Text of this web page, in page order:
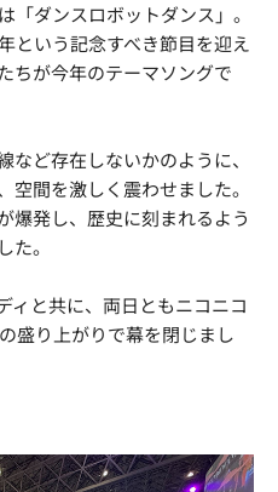
「ダンスロボットダンス」。
という記念すべき節目を迎え
ちが今年のテーマソングで
ど存在しないかのように、
間を激しく震わせました。
爆発し、歴史に刻まれるよう
た。
ィと共に、両日ともニコニコ
盛り上がりで幕を閉じまし